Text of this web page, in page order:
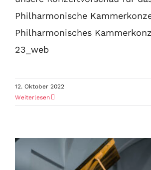
Philharmonische
Philharmonisches
23_web
12. Oktober 2022
Weiterlesen